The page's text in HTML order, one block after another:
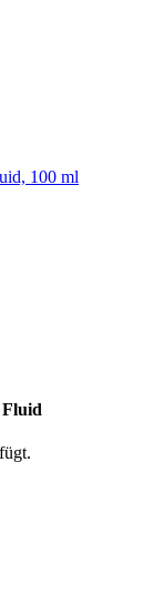
100 ml